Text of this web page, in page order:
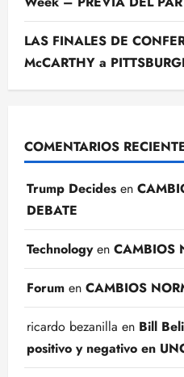
LAS FINALES DE
McCARTHY a
COMENTARIOS
Trump Decides en
DEBATE
Technologyen CAMBIOS
Forum en CAMBIOS
ricardo bezanilla en Bill
positivo y negativo en